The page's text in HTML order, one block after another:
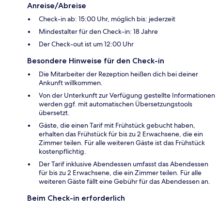
Anreise/Abreise
Check-in ab: 15:00 Uhr, möglich bis: jederzeit
Mindestalter für den Check-in: 18 Jahre
Der Check-out ist um 12:00 Uhr
Besondere Hinweise für den Check-in
Die Mitarbeiter der Rezeption heißen dich bei deiner
Ankunft willkommen.
Von der Unterkunft zur Verfügung gestellte Informationen
werden ggf. mit automatischen Übersetzungstools
übersetzt.
Gäste, die einen Tarif mit Frühstück gebucht haben,
erhalten das Frühstück für bis zu 2 Erwachsene, die ein
Zimmer teilen. Für alle weiteren Gäste ist das Frühstück
kostenpflichtig.
Der Tarif inklusive Abendessen umfasst das Abendessen
für bis zu 2 Erwachsene, die ein Zimmer teilen. Für alle
weiteren Gäste fällt eine Gebühr für das Abendessen an.
Beim Check-in erforderlich